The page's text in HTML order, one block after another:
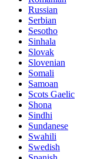
Russian
Serbian
Sesotho
Sinhala
Slovak
Slovenian
Somali
Samoan
Scots Gaelic
Shona
Sindhi
Sundanese
Swahili
Swedish